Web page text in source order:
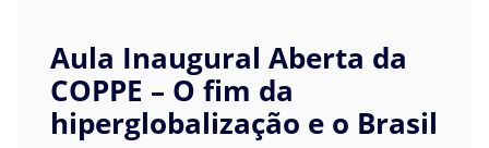
Aula Inaugural Aberta da
COPPE – O fim da
hiperglobalização e o Brasil